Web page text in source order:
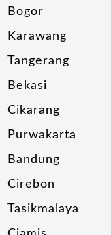
Bogor
Karawang
Tangerang
Bekasi
Cikarang
Purwakarta
Bandung
Cirebon
Tasikmalaya